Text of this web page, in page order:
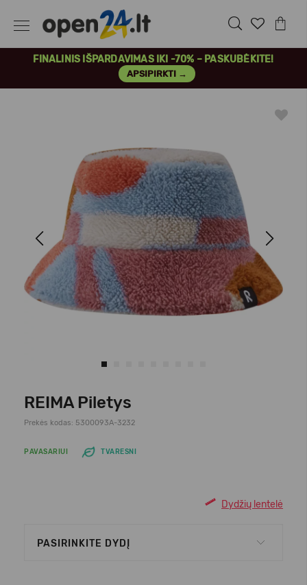
FINALINIS IŠPARDAVIMAS IKI -70% – PASKUBĖKITE!
APSIPIRKTI →
Previous Next
REIMA Piletys
Prekės kodas: 5300093A-3232
PAVASARIUI TVARESNI
Dydžių lentelė
PASIRINKITE DYDĮ